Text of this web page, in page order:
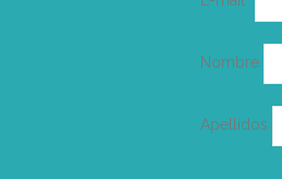
Nombre
Apellidos